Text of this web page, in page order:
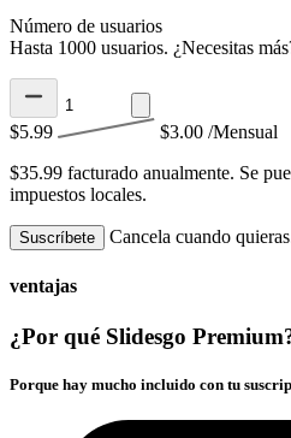
Número de usuarios
Hasta 1000 usuarios. ¿Necesitas
$5.99 $3.00 /Mensual
$35.99 facturado anualmente. Se
impuestos locales.
Suscríbete Cancela cuando
ventajas
¿Por qué Slidesgo
Porque hay mucho incluido con tu